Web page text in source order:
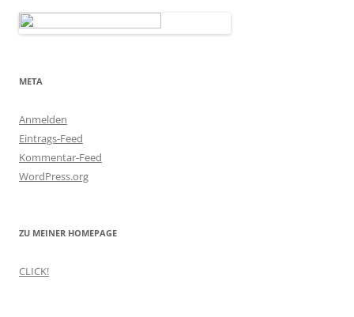
META
Anmelden
Eintrags-Feed
Kommentar-Feed
WordPress.org
ZU MEINER HOMEPAGE
CLICK!